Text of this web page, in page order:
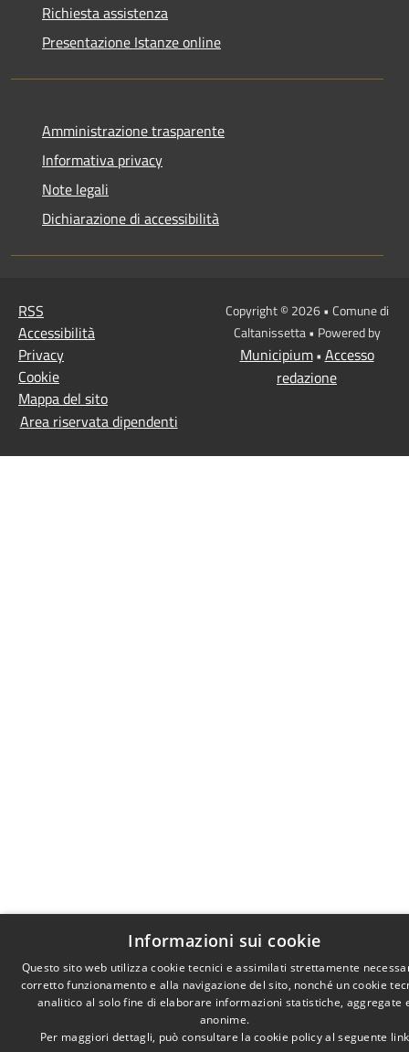
Richiesta assistenza
Presentazione Istanze online
Amministrazione trasparente
Informativa privacy
Note legali
Dichiarazione di accessibilità
RSS
Accessibilità
Privacy
Cookie
Mappa del sito
Area riservata dipendenti
Copyright © 2026 • Comune di
Caltanissetta • Powered by
Municipium• Accesso
redazione
Informazioni sui cookie
Questo sito web utilizza cookie tecnici e assimilati strettamente
corretto funzionamento e alla navigazione del sito, nonché un cookie
analitico al solo fine di elaborare informazioni statistiche, aggregate
anonime.
Per maggiori dettagli, può consultare la cookie policy al seguente link